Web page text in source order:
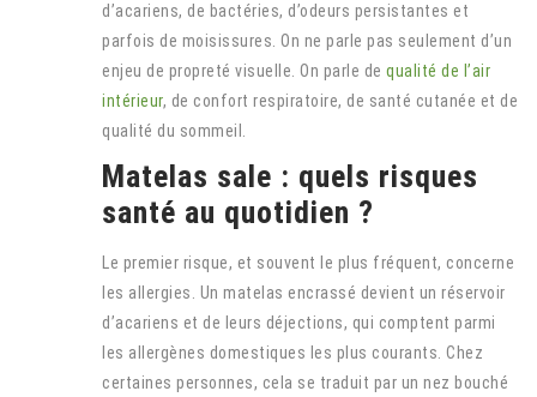
d’acariens, de bactéries, d’odeurs persistantes et
parfois de moisissures. On ne parle pas seulement d’un
enjeu de propreté visuelle. On parle de qualité de l’air
intérieur, de confort respiratoire, de santé cutanée et de
qualité du sommeil.
Matelas sale : quels risques
santé au quotidien ?
Le premier risque, et souvent le plus fréquent, concerne
les allergies. Un matelas encrassé devient un réservoir
d’acariens et de leurs déjections, qui comptent parmi
les allergènes domestiques les plus courants. Chez
certaines personnes, cela se traduit par un nez bouché